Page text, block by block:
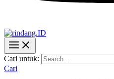
Cari untuk:
Cari